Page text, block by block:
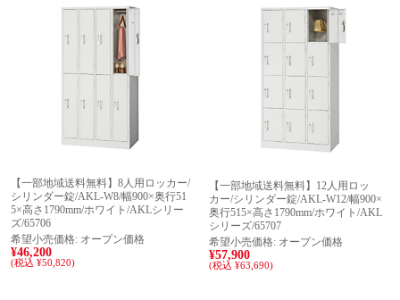
【一部地域送料無料】8人用ロッカー/
シリンダー錠/AKL-W8/幅900×奥行51
5×高さ1790mm/ホワイト/AKLシリー
ズ/65706
希望小売価格: オープン価格
¥46,200
(税込 ¥50,820)
【一部地域送料無料】12人用ロッ
カー/シリンダー錠/AKL-W12/幅900×
奥行515×高さ1790mm/ホワイト/AKL
シリーズ/65707
希望小売価格: オープン価格
¥57,900
(税込 ¥63,690)